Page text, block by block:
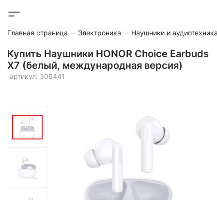
Главная страница Электроника Наушники и
Купить Наушники HONOR Choice Earbuds
X7 (белый, международная версия)
артикул: 305441